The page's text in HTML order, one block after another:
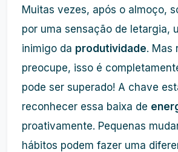
Muitas vezes, após o almoço,
por uma sensação de letargia,
inimigo da produtividade. Mas
preocupe, isso é
pode ser superado! A chave
reconhecer essa baixa de
proativamente. Pequenas
hábitos podem fazer uma